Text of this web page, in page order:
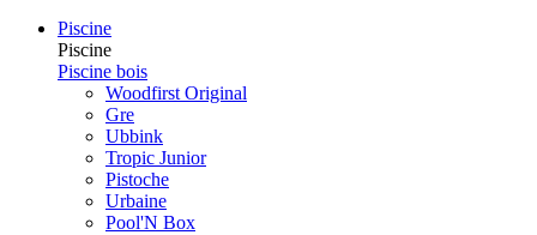
Piscine
Piscine
Piscine bois
Woodfirst Original
Gre
Ubbink
Tropic Junior
Pistoche
Urbaine
Pool'N Box